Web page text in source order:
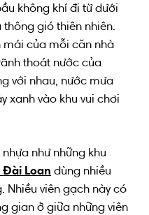
không khí đi từdưới
thông gió thiên nhiên.
mái của mỗi căn nhà
thoát nước của
với nhau, nước mưa
xanh vào khu vui chơi
nhựa như những khu
Đài Loan dùng nhiều
. Nhiều viên gạch nàycó
gian ở giữa những viên